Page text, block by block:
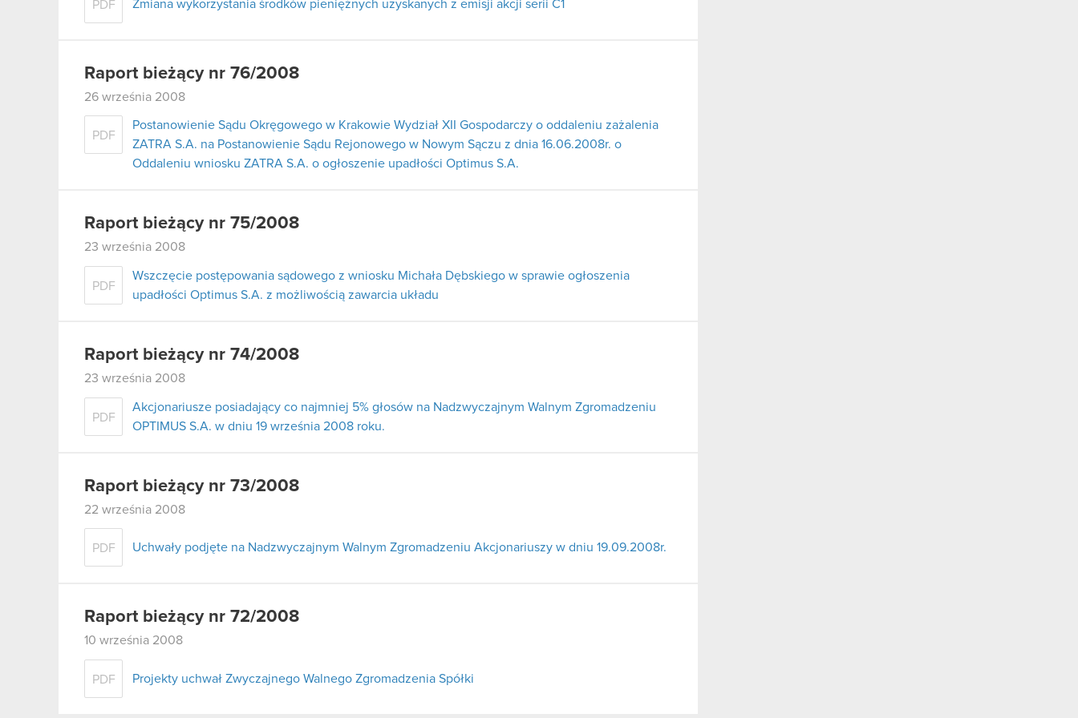
PDF Zmiana wykorzystania środków pieniężnych uzyskanych z emisji akcji serii C1
Raport bieżący nr 76/2008
26 września 2008
PDF
Postanowienie Sądu Okręgowego w Krakowie Wydział XII Gospodarczy o oddaleniu zażalenia
ZATRA S.A. na Postanowienie Sądu Rejonowego w Nowym Sączu z dnia 16.06.2008r. o
Oddaleniu wniosku ZATRA S.A. o ogłoszenie upadłości Optimus S.A.
Raport bieżący nr 75/2008
23 września 2008
PDF
Wszczęcie postępowania sądowego z wniosku Michała Dębskiego w sprawie ogłoszenia
upadłości Optimus S.A. z możliwością zawarcia układu
Raport bieżący nr 74/2008
23 września 2008
PDF
Akcjonariusze posiadający co najmniej 5% głosów na Nadzwyczajnym Walnym Zgromadzeniu
OPTIMUS S.A. w dniu 19 września 2008 roku.
Raport bieżący nr 73/2008
22 września 2008
PDF Uchwały podjęte na Nadzwyczajnym Walnym Zgromadzeniu Akcjonariuszy w dniu 19.09.2008r.
Raport bieżący nr 72/2008
10 września 2008
PDF Projekty uchwał Zwyczajnego Walnego Zgromadzenia Spółki